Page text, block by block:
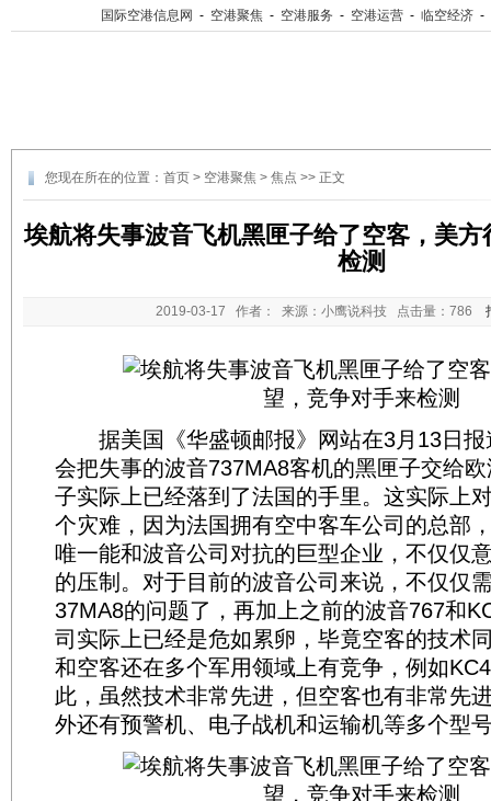
国际空港信息网 - 空港聚焦 - 空港服务 - 空港运营 - 临空经济 -
您现在所在的位置： 首页 > 空港聚焦 > 焦点 >> 正文
埃航将失事波音飞机黑匣子给了空客，美
检测
2019-03-17 作者： 来源：小鹰说科技 点击量： 786
据美国《华盛顿邮报》网站在3月13日报
会把失事的波音737MA8客机的黑匣子交给
子实际上已经落到了法国的手里。这实际上
个灾难，因为法国拥有空中客车公司的总部
唯一能和波音公司对抗的巨型企业，不仅仅
的压制。对于目前的波音公司来说，不仅仅
37MA8的问题了，再加上之前的波音767和
司实际上已经是危如累卵，毕竟空客的技术
和空客还在多个军用领域上有竞争，例如
此，虽然技术非常先进，但空客也有非常先
外还有预警机、电子战机和运输机等多个型